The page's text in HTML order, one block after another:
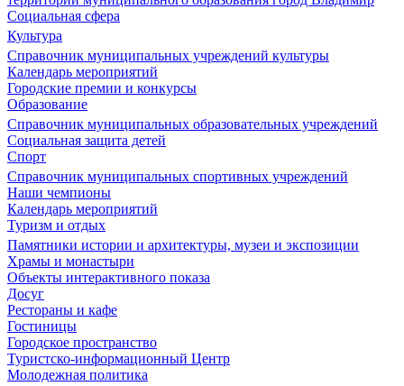
Социальная сфера
Культура
Справочник муниципальных учреждений культуры
Календарь мероприятий
Городские премии и конкурсы
Образование
Справочник муниципальных образовательных учреждений
Социальная защита детей
Спорт
Справочник муниципальных спортивных учреждений
Наши чемпионы
Календарь мероприятий
Туризм и отдых
Памятники истории и архитектуры, музеи и экспозиции
Храмы и монастыри
Объекты интерактивного показа
Досуг
Рестораны и кафе
Гостиницы
Городское пространство
Туристско-информационный Центр
Молодежная политика